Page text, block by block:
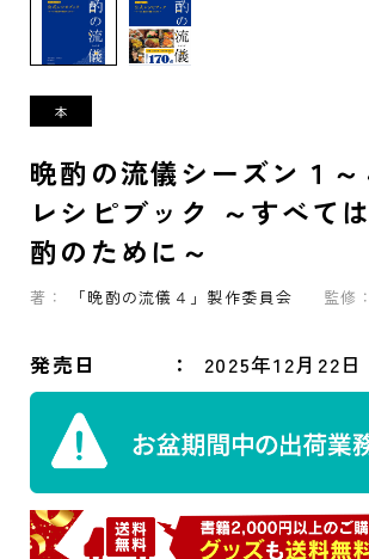
晩酌の流儀シーズン１
レシピブック ～すべて
酌のために～
著： 「晩酌の流儀４」製作委員会 監修：
発売日 2025年12月22日